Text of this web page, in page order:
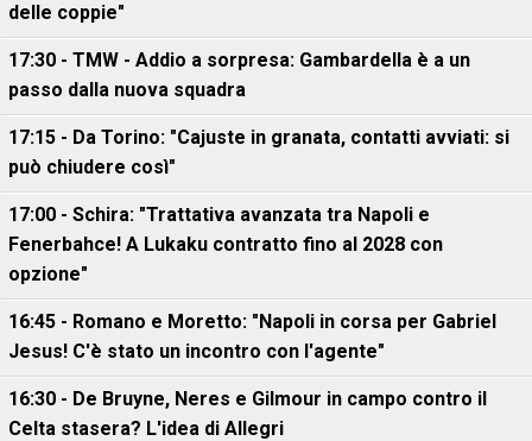
delle coppie"
17:30 - TMW - Addio a sorpresa: Gambardella è a un
passo dalla nuova squadra
17:15 - Da Torino: "Cajuste in granata, contatti avviati: si
può chiudere così"
17:00 - Schira: "Trattativa avanzata tra Napoli e
Fenerbahce! A Lukaku contratto fino al 2028 con
opzione"
16:45 - Romano e Moretto: "Napoli in corsa per Gabriel
Jesus! C'è stato un incontro con l'agente"
16:30 - De Bruyne, Neres e Gilmour in campo contro il
Celta stasera? L'idea di Allegri